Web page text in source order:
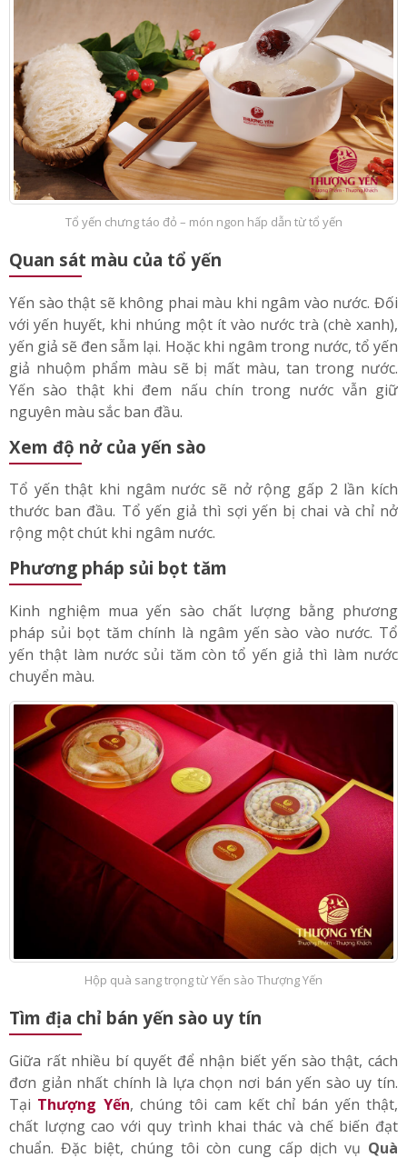
Tổ yến chưng táo đỏ – món ngon hấp dẫn từ tổ yến
Quan sát màu của tổ yến
Yến sào thật sẽ không phai màu khi ngâm vào nước. Đối
với yến huyết, khi nhúng một ít vào nước trà (chè xanh),
yến giả sẽ đen sẫm lại. Hoặc khi ngâm trong nước, tổ yến
giả nhuộm phẩm màu sẽ bị mất màu, tan trong nước.
Yến sào thật khi đem nấu chín trong nước vẫn giữ
nguyên màu sắc ban đầu.
Xem độ nở của yến sào
Tổ yến thật khi ngâm nước sẽ nở rộng gấp 2 lần kích
thước ban đầu. Tổ yến giả thì sợi yến bị chai và chỉ nở
rộng một chút khi ngâm nước.
Phương pháp sủi bọt tăm
Kinh nghiệm mua yến sào chất lượng bằng phương
pháp sủi bọt tăm chính là ngâm yến sào vào nước. Tổ
yến thật làm nước sủi tăm còn tổ yến giả thì làm nước
chuyển màu.
Hộp quà sang trọng từ Yến sào Thượng Yến
Tìm địa chỉ bán yến sào uy tín
Giữa rất nhiều bí quyết để nhận biết yến sào thật, cách
đơn giản nhất chính là lựa chọn nơi bán yến sào uy tín.